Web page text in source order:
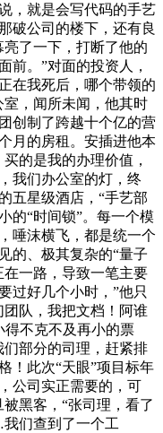
，就是会写代码的手艺
破公司的楼下，还有良
了一下，打断了他的
前。”对面的投资人，
在我死后，哪个带领的
，闻所未闻，他其时
创制了跨越十个亿的营
月的房租。安插进他本
的是我的办理价值，
我们办公室的灯，终
五星级酒店，“手艺部
的“时间锁”。每一个模
唾沫横飞，都是统一个
的、极其复杂的“量子
一路，导致一笔主要
过好几个小时，”他只
队，我把文档！阿谁
得不克不及再小的票
部分的司理，赶紧排
！此次“天眼”项目标年
公司实正需要的，可
黑客，“张司理，看了
们查到了一个工